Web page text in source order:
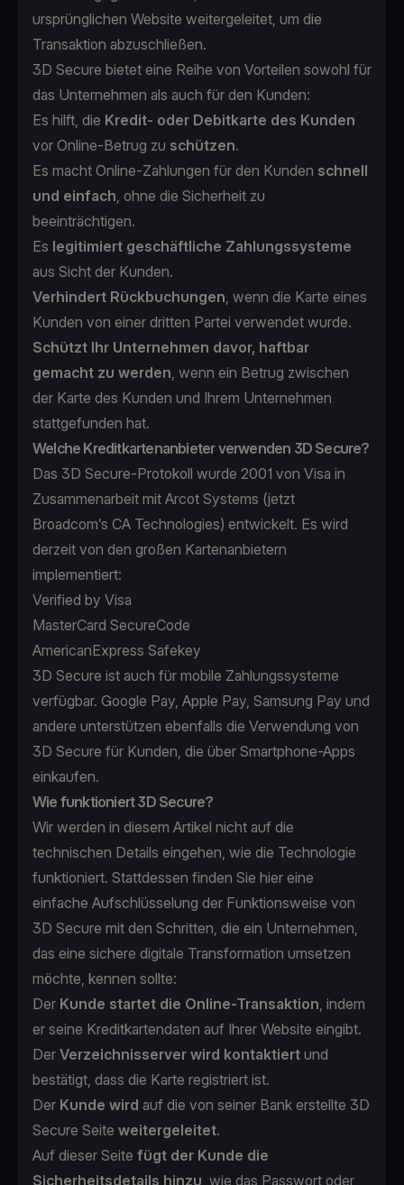
ursprünglichen Website weitergeleitet, um die
Transaktion abzuschließen.
3D Secure bietet eine Reihe von Vorteilen sowohl für
das Unternehmen als auch für den Kunden:
Es hilft, die Kredit- oder Debitkarte des Kunden
vor Online-Betrug zu schützen.
Es macht Online-Zahlungen für den Kunden schnell
und einfach, ohne die Sicherheit zu
beeinträchtigen.
Es legitimiert geschäftliche Zahlungssysteme
aus Sicht der Kunden.
Verhindert Rückbuchungen, wenn die Karte eines
Kunden von einer dritten Partei verwendet wurde.
Schützt Ihr Unternehmen davor, haftbar
gemacht zu werden, wenn ein Betrug zwischen
der Karte des Kunden und Ihrem Unternehmen
stattgefunden hat.
Welche Kreditkartenanbieter verwenden 3D Secure?
Das 3D Secure-Protokoll wurde 2001 von Visa in
Zusammenarbeit mit Arcot Systems (jetzt
Broadcom’s CA Technologies) entwickelt. Es wird
derzeit von den großen Kartenanbietern
implementiert:
Verified by Visa
MasterCard SecureCode
AmericanExpress Safekey
3D Secure ist auch für mobile Zahlungssysteme
verfügbar. Google Pay, Apple Pay, Samsung Pay und
andere unterstützen ebenfalls die Verwendung von
3D Secure für Kunden, die über Smartphone-Apps
einkaufen.
Wie funktioniert 3D Secure?
Wir werden in diesem Artikel nicht auf die
technischen Details eingehen, wie die Technologie
funktioniert. Stattdessen finden Sie hier eine
einfache Aufschlüsselung der Funktionsweise von
3D Secure mit den Schritten, die ein Unternehmen,
das eine sichere digitale Transformation umsetzen
möchte, kennen sollte:
Der Kunde startet die Online-Transaktion, indem
er seine Kreditkartendaten auf Ihrer Website eingibt.
Der Verzeichnisserver wird kontaktiert und
bestätigt, dass die Karte registriert ist.
Der Kunde wird auf die von seiner Bank erstellte 3D
Secure Seite weitergeleitet.
Auf dieser Seite fügt der Kunde die
Sicherheitsdetails hinzu, wie das Passwort oder